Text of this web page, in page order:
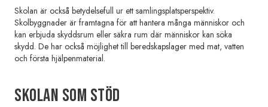
Skolan är också betydelsefull ur ett samlingsplatsperspektiv.
Skolbyggnader är framtagna för att hantera många människor och
kan erbjuda skyddsrum eller säkra rum där människor kan söka
skydd. De har också möjlighet till beredskapslager med mat, vatten
och första hjälpenmaterial.
SKOLAN SOM STÖD